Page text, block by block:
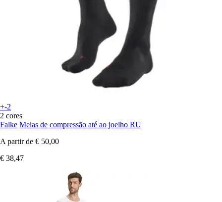
+-2
2 cores
Falke Meias de compressão até ao joelho RU
A partir de € 50,00
€ 38,47